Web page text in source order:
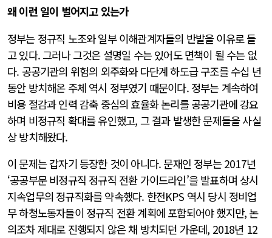
왜 이런 일이 벌어지고 있는가
정부는 정규직 노조와 일부 이해관계자들의 반발을 이유로 들
고 있다. 그러나 그것은 설명일 수는 있어도 면책이 될 수는 없
다. 공공기관의 위험의 외주화와 다단계 하도급 구조를 수십 년
동안 방치해온 주체 역시 정부였기 때문이다. 정부는 계속하여
비용 절감과 인력 감축 중심의 효율화 논리를 공공기관에 강요
하며 비정규직 확대를 유인했고, 그 결과 발생한 문제들을 사실
상 방치해왔다.
이 문제는 갑자기 등장한 것이 아니다. 문재인 정부는 2017년
‘공공부문 비정규직 정규직 전환 가이드라인’을 발표하며 상시
지속업무의 정규직화를 약속했다. 한전KPS 역시 당시 정비업
무 하청노동자들이 정규직 전환 계획에 포함되어야 했지만, 논
의조차 제대로 진행되지 않은 채 방치되던 가운데, 2018년 12